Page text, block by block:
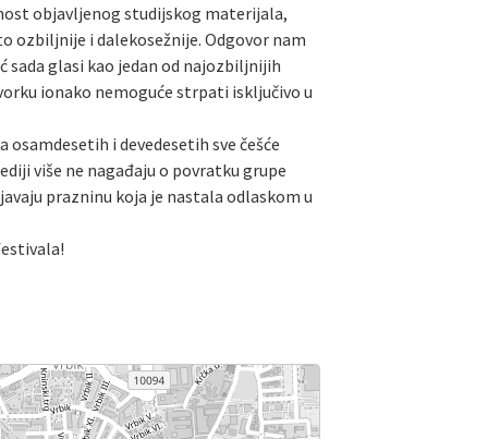
objavljenog studijskog materijala,
ozbiljnije i dalekosežnije. Odgovor nam
sada glasi kao jedan od najozbiljnijih
ionako nemoguće strpati isključivo u
i devedesetih sve češće
više ne nagađaju o povratku grupe
prazninu koja je nastala odlaskom u